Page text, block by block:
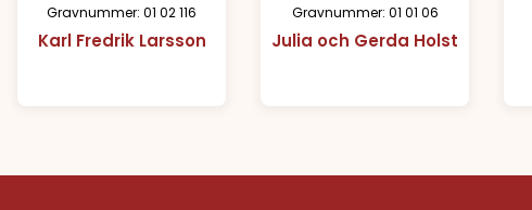
Gravnummer: 01 02 116
Karl Fredrik Larsson
Gravnummer: 01 01 06
Julia och Gerda Holst